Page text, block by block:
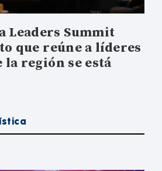
Leaders Summit
que reúne a líderes
la región se está